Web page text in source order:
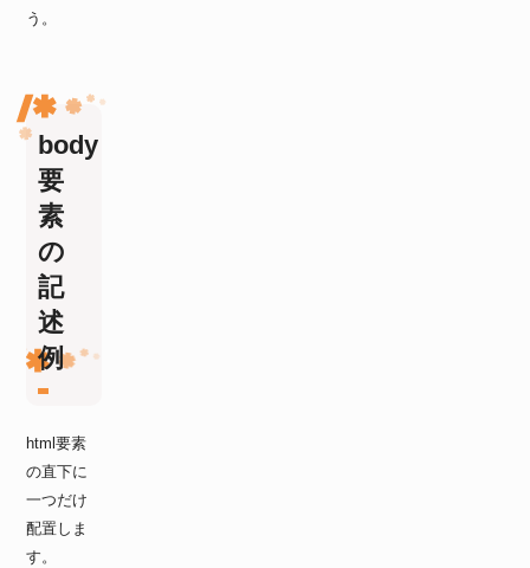
う。
body
要
素
の
記
述
例
html要素
の直下に
一つだけ
配置しま
す。